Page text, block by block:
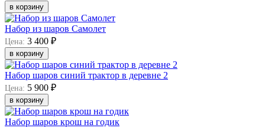
в корзину
Набор из шаров Самолет
Цена: 3 400 ₽
в корзину
Набор шаров синий трактор в деревне 2
Цена: 5 900 ₽
в корзину
Набор шаров крош на годик